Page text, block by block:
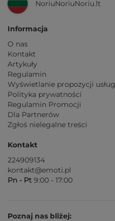
NoriuNoriuNoriu.lt
Informacja
O nas
Kontakt
Artykuły
Regulamin
Wyświetlanie propozycji usług
Polityka prywatności
Regulamin Promocji
Dla Partnerów
Zgłoś nielegalne treści
Kontakt
224909134
kontakt@emoti.pl
Pn - Pt 9:00 - 17:00
Poznaj nas bliżej: